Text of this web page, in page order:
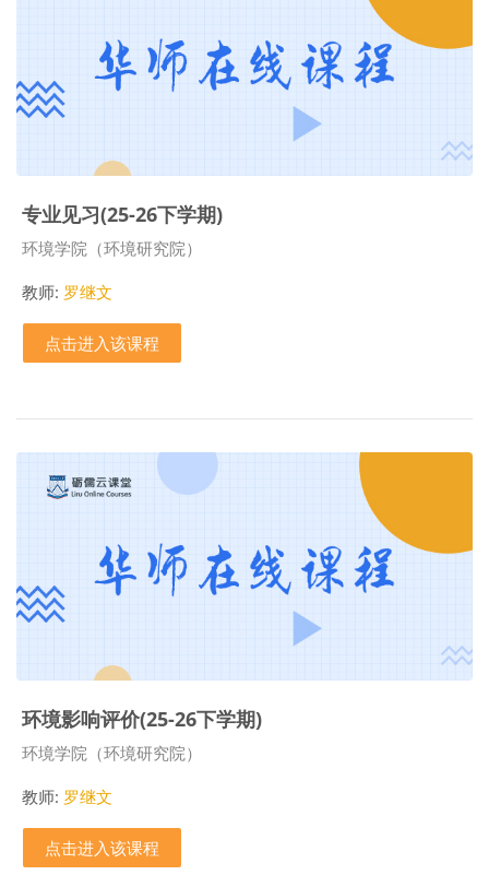
专业见习(25-26下学期)
课程类别
环境学院（环境研究院）
教师: 罗继文
点击进入该课程
环境影响评价(25-26下学期)
课程类别
环境学院（环境研究院）
教师: 罗继文
点击进入该课程